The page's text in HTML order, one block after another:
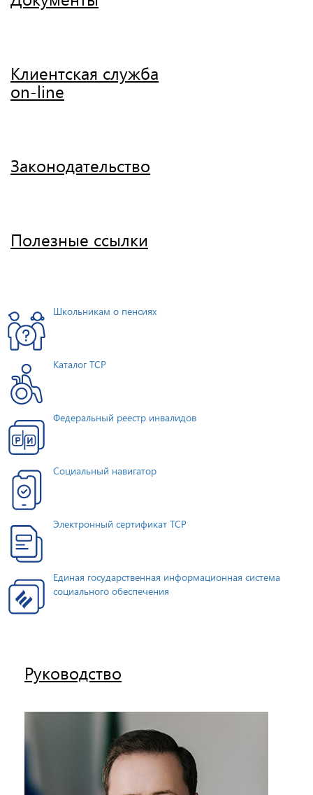
Клиентская служба
on-line
Законодательство
Полезные ссылки
Школьникам о пенсиях
Каталог ТСР
Федеральный реестр инвалидов
Социальный навигатор
Электронный сертификат ТСР
Единая государственная информационная система
социального обеспечения
Руководство